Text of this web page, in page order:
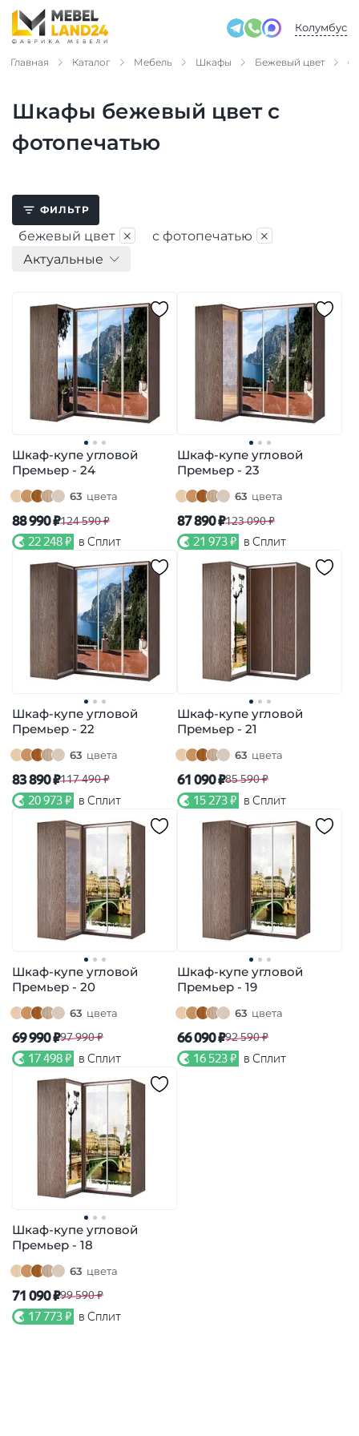
Колумбус
Главная Каталог Мебель Шкафы Бежевый цвет С
Шкафы бежевый цвет с
фотопечатью
ФИЛЬТР
бежевый цвет × с фотопечатью ×
Актуальные
Шкаф-купе угловой
Премьер - 24
63 цвета
88 990 ₽124 590 ₽
22 248 ₽ в Сплит
Шкаф-купе угловой
Премьер - 23
63 цвета
87 890 ₽123 090 ₽
21 973 ₽ в Сплит
Шкаф-купе угловой
Премьер - 22
63 цвета
83 890 ₽117 490 ₽
20 973 ₽ в Сплит
Шкаф-купе угловой
Премьер - 21
63 цвета
61 090 ₽85 590 ₽
15 273 ₽ в Сплит
Шкаф-купе угловой
Премьер - 20
63 цвета
69 990 ₽97 990 ₽
17 498 ₽ в Сплит
Шкаф-купе угловой
Премьер - 19
63 цвета
66 090 ₽92 590 ₽
16 523 ₽ в Сплит
Шкаф-купе угловой
Премьер - 18
63 цвета
71 090 ₽99 590 ₽
17 773 ₽ в Сплит